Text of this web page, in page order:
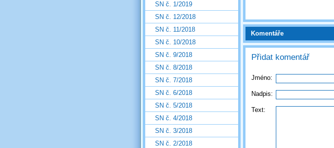
Komentáře
Přidat komentář
Jméno:
Nadpis:
Text:
SN č. 1/2019
SN č. 12/2018
SN č. 11/2018
SN č. 10/2018
SN č. 9/2018
SN č. 8/2018
SN č. 7/2018
SN č. 6/2018
SN č. 5/2018
SN č. 4/2018
SN č. 3/2018
SN č. 2/2018